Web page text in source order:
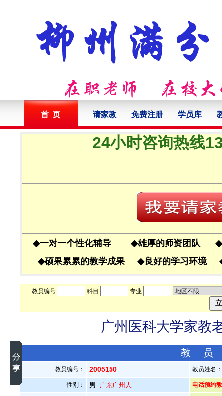
首 页 请家教 免费注册 学员库
24小时咨询热线
◆一对一个性化辅导 ◆雄厚的师资团队 ◆
◆硕果累累的教学成果 ◆良好的学习环境
教员编号 科目: 专业:
广州医科大学家教
教
教员编号： 2005150 教员姓名
性别： 男 广东广州人 电话预约